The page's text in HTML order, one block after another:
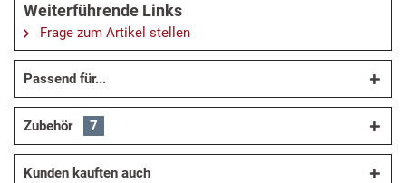
Weiterführende Links
Frage zum Artikel stellen
Passend für...
Zubehör 7
Kunden kauften auch